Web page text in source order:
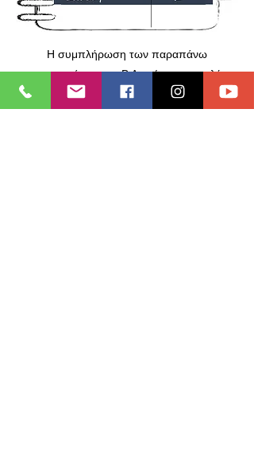
Η συμπλήρωση των παραπάνω
προγραμμάτων της Β Λυκείου με επιπλέον
διδακτικές ώρες από των πανελλαδικώς